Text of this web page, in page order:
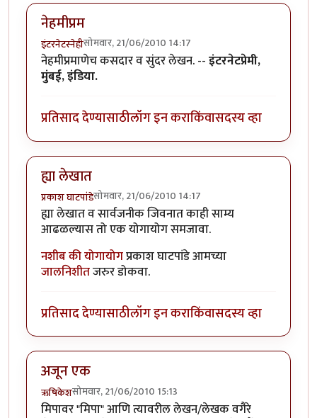
नेहमीप्रम
इंटरनेटस्नेहीसोमवार, 21/06/2010 14:17
नेहमीप्रमाणेच कसदार व सुंदर लेखन. --इंटरनेटप्रेमी,
मुंबई, इंडिया.
प्रतिसाद देण्यासाठीलॉग इन कराकिंवासदस्य व्हा
ह्या लेखात
प्रकाश घाटपांडेसोमवार, 21/06/2010 14:17
ह्या लेखात व सार्वजनीक जिवनात काही साम्य
आढळल्यास तो एक योगायोग समजावा.
नशीब की योगायोगप्रकाश घाटपांडे आमच्या
जालनिशीतजरुर डोकवा.
प्रतिसाद देण्यासाठीलॉग इन कराकिंवासदस्य व्हा
अजून एक
ऋषिकेशसोमवार, 21/06/2010 15:13
मिपावर "मिपा" आणि त्यावरील लेखन/लेखक वगैरे